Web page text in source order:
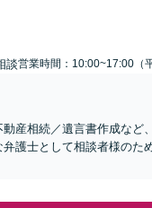
談営業時間：10:00~17:00（
産相続／遺言書作成など
護士として相談者様のた